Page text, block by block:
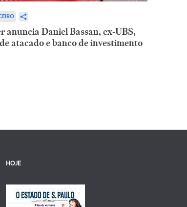
anuncia Daniel Bassan, ex-UBS,
atacado e banco de investimento
HOJE